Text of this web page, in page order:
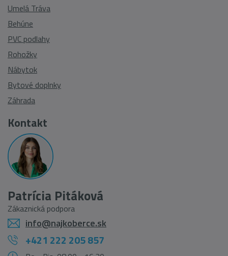
Umelá Tráva
Behúne
PVC podlahy
Rohožky
Nábytok
Bytové doplnky
Záhrada
Kontakt
Patrícia Pitáková
Zákaznická podpora
info@najkoberce.sk
+421 222 205 857